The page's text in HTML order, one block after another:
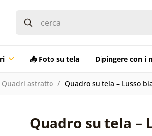
📤 Foto su tela Dipingere con i
Quadri astratto Quadro su tela – Lusso
Quadro su tela –